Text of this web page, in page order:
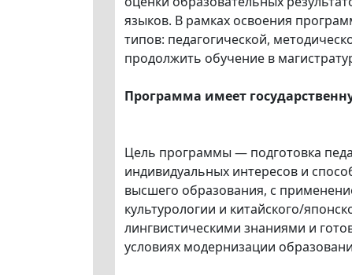
языков. В рамках освоения
типов: педагогической,
продолжить обучение в
Программа имеет
Цель программы — подготовка
индивидуальных интересов и
высшего образования, с
культурологии и китайского/
лингвистическими знаниями и
условиях модернизации